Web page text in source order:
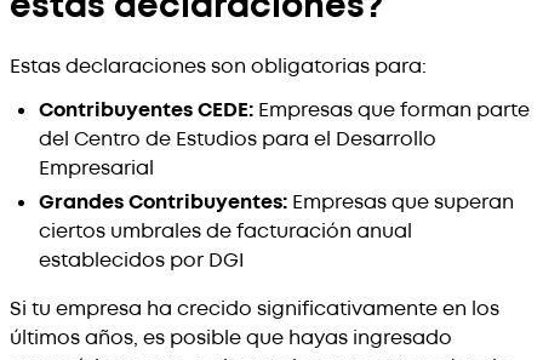
Estas declaraciones son obligatorias para:
Contribuyentes CEDE: Empresas que forman parte
del Centro de Estudios para el Desarrollo
Empresarial
Grandes Contribuyentes: Empresas que superan
ciertos umbrales de facturación anual
establecidos por DGI
Si tu empresa ha crecido significativamente en los
últimos años, es posible que hayas ingresado